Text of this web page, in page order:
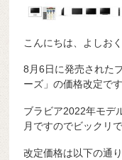
こんにちは、よしおく
8月6日に発売された
ーズ」の価格改定です
ブラビア2022年モデ
月ですのでビックリで
改定価格は以下の通り